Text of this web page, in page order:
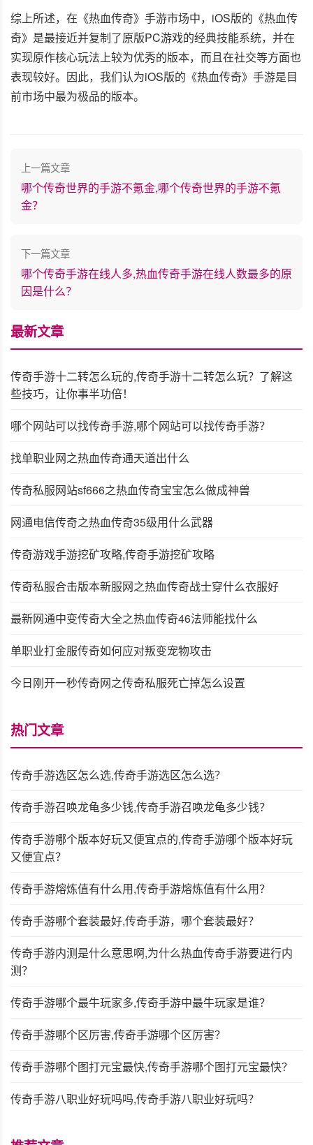
综上所述，在《热血传奇》手游市场中，iOS版的《热血传
奇》是最接近并复制了原版PC游戏的经典技能系统，并在
实现原作核心玩法上较为优秀的版本，而且在社交等方面也
表现较好。因此，我们认为iOS版的《热血传奇》手游是目
前市场中最为极品的版本。
上一篇文章
哪个传奇世界的手游不氪金,哪个传奇世界的手游不氪
金？
下一篇文章
哪个传奇手游在线人多,热血传奇手游在线人数最多的原
因是什么？
最新文章
传奇手游十二转怎么玩的,传奇手游十二转怎么玩？了解这
些技巧，让你事半功倍！
哪个网站可以找传奇手游,哪个网站可以找传奇手游？
找单职业网之热血传奇通天道出什么
传奇私服网站sf666之热血传奇宝宝怎么做成神兽
网通电信传奇之热血传奇35级用什么武器
传奇游戏手游挖矿攻略,传奇手游挖矿攻略
传奇私服合击版本新服网之热血传奇战士穿什么衣服好
最新网通中变传奇大全之热血传奇46法师能找什么
单职业打金服传奇如何应对叛变宠物攻击
今日刚开一秒传奇网之传奇私服死亡掉怎么设置
热门文章
传奇手游选区怎么选,传奇手游选区怎么选？
传奇手游召唤龙龟多少钱,传奇手游召唤龙龟多少钱？
传奇手游哪个版本好玩又便宜点的,传奇手游哪个版本好玩
又便宜点？
传奇手游熔炼值有什么用,传奇手游熔炼值有什么用？
传奇手游哪个套装最好,传奇手游，哪个套装最好？
传奇手游内测是什么意思啊,为什么热血传奇手游要进行内
测？
传奇手游哪个最牛玩家多,传奇手游中最牛玩家是谁？
传奇手游哪个区厉害,传奇手游哪个区厉害？
传奇手游哪个图打元宝最快,传奇手游哪个图打元宝最快？
传奇手游八职业好玩吗吗,传奇手游八职业好玩吗？